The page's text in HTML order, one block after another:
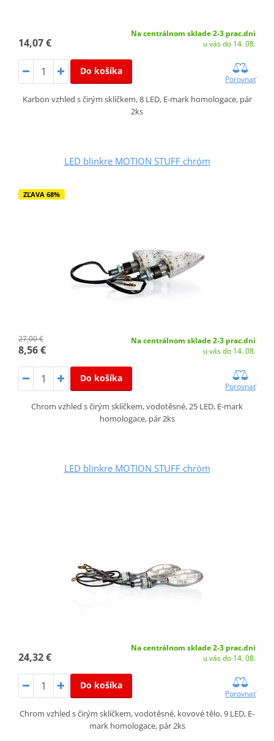
14,07 €
Na centrálnom sklade 2-3 prac.dni
u vás do 14. 08.
Do košíka
Porovnať
Karbon vzhled s čirým sklíčkem, 8 LED, E-mark homologace, pár
2ks
LED blinkre MOTION STUFF chróm
ZĽAVA 68%
27,00 €
8,56 €
Na centrálnom sklade 2-3 prac.dni
u vás do 14. 08.
Do košíka
Porovnať
Chrom vzhled s čirým sklíčkem, vodotěsné, 25 LED, E-mark
homologace, pár 2ks
LED blinkre MOTION STUFF chróm
24,32 €
Na centrálnom sklade 2-3 prac.dni
u vás do 14. 08.
Do košíka
Porovnať
Chrom vzhled s čirým sklíčkem, vodotěsné, kovové tělo, 9 LED, E-
mark homologace, pár 2ks